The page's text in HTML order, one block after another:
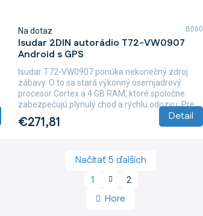
Isudar 2DIN autorádio T72-VW0907
Android s GPS
Na dotaz
€271,81 Detail
Isudar T72-VW0907 ponúka nekonečný zdroj
zábavy. O to sa stará výkonný osemjadrový
procesor Cortex a 4 GB RAM, ktoré spoločne
zabezpečujú plynulý chod a rýchlu odozvu. Pre...
B060
O
v
l
Načítať 5 ďalších
S
t
r
á
1 2
Hore